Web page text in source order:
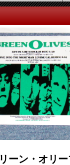
ーン・オリ